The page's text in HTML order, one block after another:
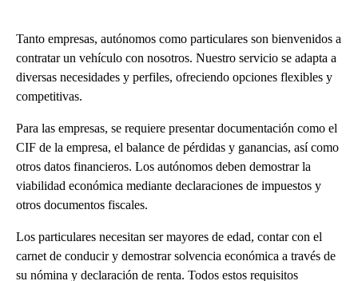
Tanto empresas, autónomos como particulares son bienvenidos a
contratar un vehículo con nosotros. Nuestro servicio se adapta a
diversas necesidades y perfiles, ofreciendo opciones flexibles y
competitivas.
Para las empresas, se requiere presentar documentación como el
CIF de la empresa, el balance de pérdidas y ganancias, así como
otros datos financieros. Los autónomos deben demostrar la
viabilidad económica mediante declaraciones de impuestos y
otros documentos fiscales.
Los particulares necesitan ser mayores de edad, contar con el
carnet de conducir y demostrar solvencia económica a través de
su nómina y declaración de renta. Todos estos requisitos